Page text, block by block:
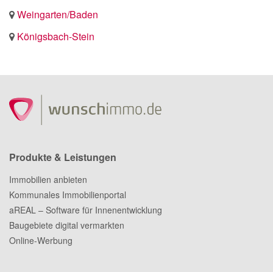
Weingarten/Baden
Königsbach-Stein
Produkte & Leistungen
Immobilien anbieten
Kommunales Immobilienportal
aREAL – Software für Innenentwicklung
Baugebiete digital vermarkten
Online-Werbung